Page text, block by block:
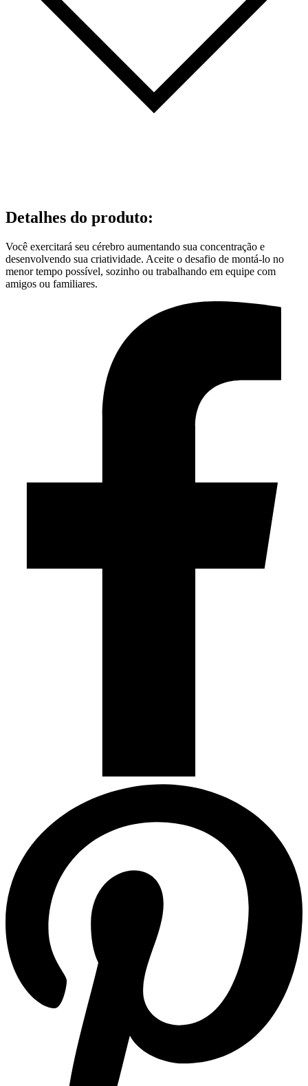
Detalhes do produto:
Você exercitará seu cérebro aumentando sua concentração e
desenvolvendo sua criatividade. Aceite o desafio de montá-lo no
menor tempo possível, sozinho ou trabalhando em equipe com
amigos ou familiares.